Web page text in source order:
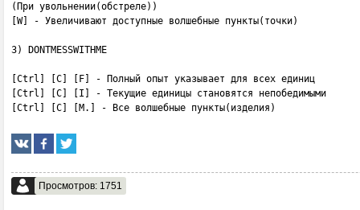
(При увольнении(обстреле))
[W] - Увеличивают доступные волшебные пункты(точки)
3) DONTMESSWITHME
[Ctrl] [C] [F] - Полный опыт указывает для всех единиц
[Ctrl] [C] [I] - Текущие единицы становятся непобедимыми
[Ctrl] [C] [М.] - Все волшебные пункты(изделия)
Просмотров: 1751